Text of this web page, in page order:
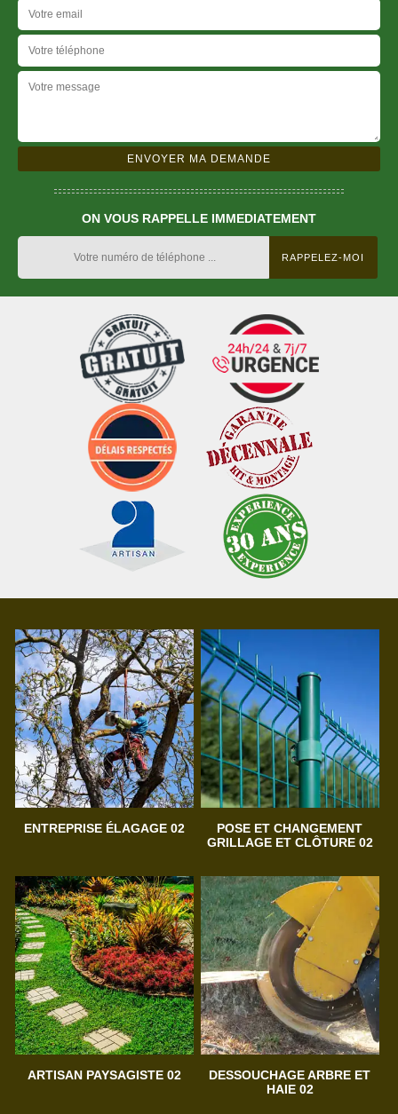
ON VOUS RAPPELLE IMMEDIATEMENT
ENTREPRISE ÉLAGAGE 02
POSE ET CHANGEMENT
GRILLAGE ET CLÔTURE 02
ARTISAN PAYSAGISTE 02
DESSOUCHAGE ARBRE ET
HAIE 02